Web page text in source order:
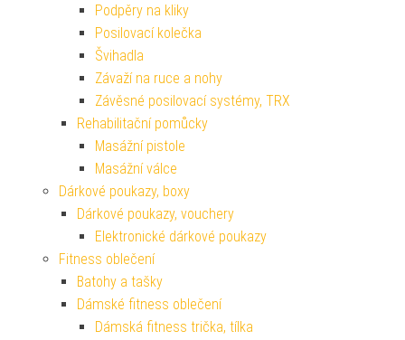
Podpěry na kliky
Posilovací kolečka
Švihadla
Závaží na ruce a nohy
Závěsné posilovací systémy, TRX
Rehabilitační pomůcky
Masážní pistole
Masážní válce
Dárkové poukazy, boxy
Dárkové poukazy, vouchery
Elektronické dárkové poukazy
Fitness oblečení
Batohy a tašky
Dámské fitness oblečení
Dámská fitness trička, tílka